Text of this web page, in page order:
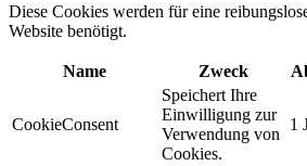
Diese Cookies werden für eine
Website benötigt.
Name Zweck
CookieConsent
Speichert Ihre
Einwilligung zur
Verwendung von
Cookies.
1